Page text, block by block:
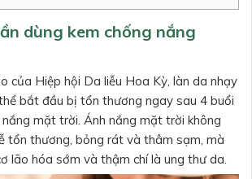
dùng kem chống nắng
của Hiệp hội Da liễu Hoa Kỳ, làn da nhạy
bắt đầu bị tổn thương ngay sau 4 buổi
mặt trời. Ánh nắng mặt trời không
tổn thương, bỏng rát và thâm sạm, mà
lão hóa sớm và thậm chí là ung thư da.